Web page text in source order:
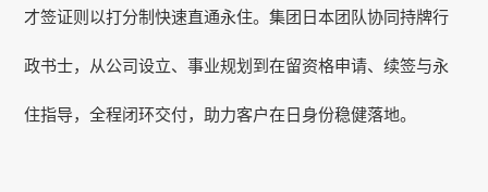
才签证则以打分制快速直通永住。集团日本团队协同持牌行
政书士，从公司设立、事业规划到在留资格申请、续签与永
住指导，全程闭环交付，助力客户在日身份稳健落地。